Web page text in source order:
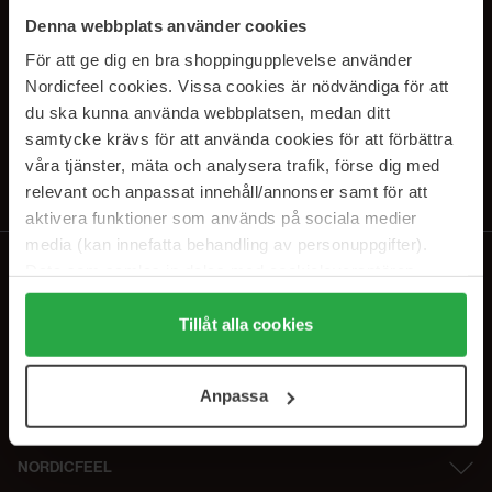
Denna webbplats använder cookies
För att ge dig en bra shoppingupplevelse använder
Nordicfeel cookies. Vissa cookies är nödvändiga för att
du ska kunna använda webbplatsen, medan ditt
samtycke krävs för att använda cookies för att förbättra
våra tjänster, mäta och analysera trafik, förse dig med
relevant och anpassat innehåll/annonser samt för att
aktivera funktioner som används på sociala medier
media (kan innefatta behandling av personuppgifter).
Genom att trycka på "Tillåt alla cookies" accepterar du
alla cookies, medan du under "Detaljer" kan anpassa
användningen av cookies. Du kan när som helst återkalla
samt vår Integritetspolicy.
Tillåt alla cookies
Anpassa
PRENUMERERA PÅ VÅRA
NYHETSBREV
Genom att prenumerera accepterar du vårIntegritetspolicy.
Avprenumerera när som helst.
NORDICFEEL